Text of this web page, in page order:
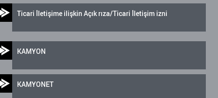
Ticari İletişime ilişkin Açık rıza/Ticari İletişim izni
KAMYON
KAMYONET